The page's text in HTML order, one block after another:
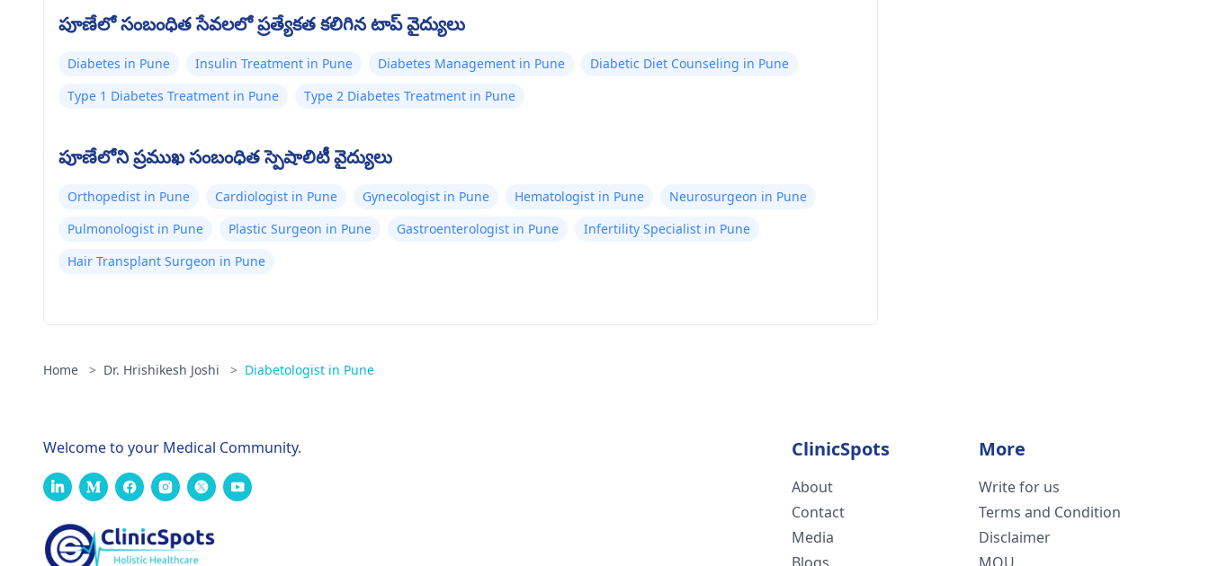
పూణేలో సంబంధిత సేవలలో ప్రత్యేకత కలిగిన టాప్ వైద్యులు
Diabetes in Pune Insulin Treatment in Pune Diabetes Management in Pune
Diabetic Diet Counseling in Pune
Type 1 Diabetes Treatment in Pune
Type 2 Diabetes Treatment in Pune
పూణేలోని ప్రముఖ సంబంధిత స్పెషాలిటీ వైద్యులు
Orthopedist in Pune Cardiologist in Pune Gynecologist in Pune Hematologist in Pune
Neurosurgeon in Pune
Pulmonologist in Pune
Plastic Surgeon in Pune Gastroenterologist in Pune
Infertility Specialist in Pune
Hair Transplant Surgeon in Pune
Home > Dr. Hrishikesh Joshi > Diabetologist in Pune
Welcome to your Medical Community. ClinicSpots
About
Contact
Media
More
Write for us
Terms and Condition
Disclaimer